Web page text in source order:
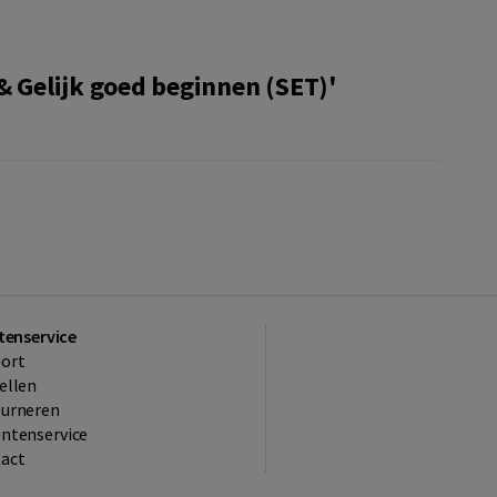
Gelijk goed beginnen (SET)'